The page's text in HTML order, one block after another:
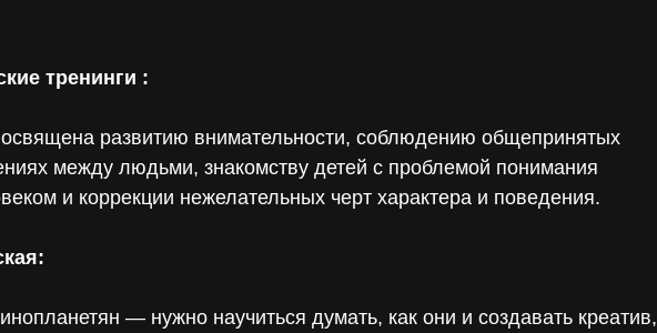
тренинги :
развитию внимательности, соблюдению общепринятых
между людьми, знакомству детей с проблемой понимания
и коррекции нежелательных черт характера и поведения.
— нужно научиться думать, как они и создавать креатив,